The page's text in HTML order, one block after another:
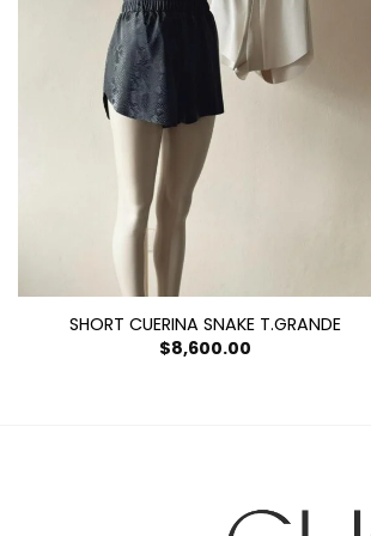
SHORT CUERINA SNAKE T.GRANDE
$8,600.00